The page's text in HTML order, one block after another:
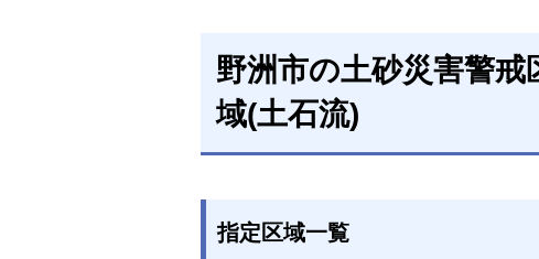
野洲市の土砂災害警
域(土石流)
指定区域一覧